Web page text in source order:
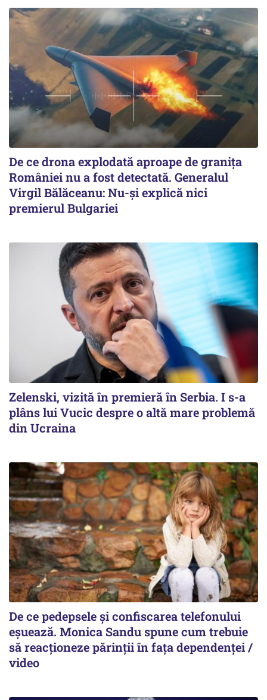
De ce drona explodată aproape de granița
României nu a fost detectată. Generalul
Virgil Bălăceanu: Nu-și explică nici
premierul Bulgariei
Zelenski, vizită în premieră în Serbia. I s-a
plâns lui Vucic despre o altă mare problemă
din Ucraina
De ce pedepsele și confiscarea telefonului
eșuează. Monica Sandu spune cum trebuie
să reacționeze părinții în fața dependenței /
video